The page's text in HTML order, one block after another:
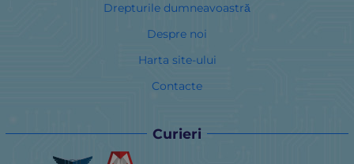
Drepturile dumneavoastră
Despre noi
Harta site-ului
Contacte
Curieri